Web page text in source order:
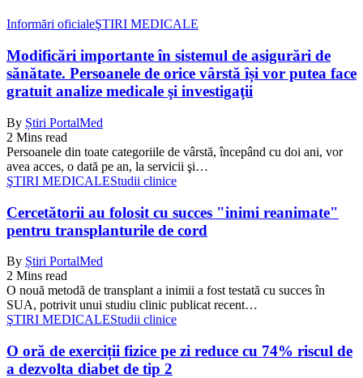
Informări oficialeŞTIRI MEDICALE
Modificări importante în sistemul de asigurări de
sănătate. Persoanele de orice vârstă își vor putea face
gratuit analize medicale şi investigaţii
By Știri PortalMed
2 Mins read
Persoanele din toate categoriile de vârstă, începând cu doi ani, vor
avea acces, o dată pe an, la servicii şi…
ŞTIRI MEDICALEStudii clinice
Cercetătorii au folosit cu succes "inimi reanimate"
pentru transplanturile de cord
By Știri PortalMed
2 Mins read
O nouă metodă de transplant a inimii a fost testată cu succes în
SUA, potrivit unui studiu clinic publicat recent…
ŞTIRI MEDICALEStudii clinice
O oră de exerciții fizice pe zi reduce cu 74% riscul de
a dezvolta diabet de tip 2